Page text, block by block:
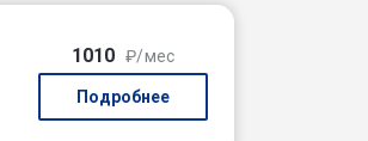
1010 ₽/мес
Подробнее